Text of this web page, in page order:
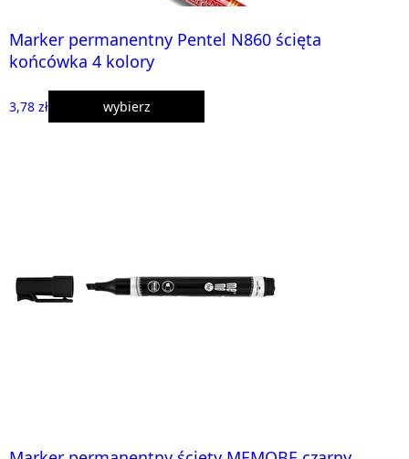
Marker permanentny Pentel N860 ścięta
końcówka 4 kolory
3,78 zł wybierz